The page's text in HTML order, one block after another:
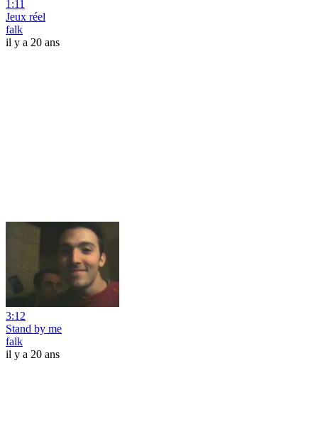
1:11
Jeux réel
falk
il y a 20 ans
3:12
Stand by me
falk
il y a 20 ans